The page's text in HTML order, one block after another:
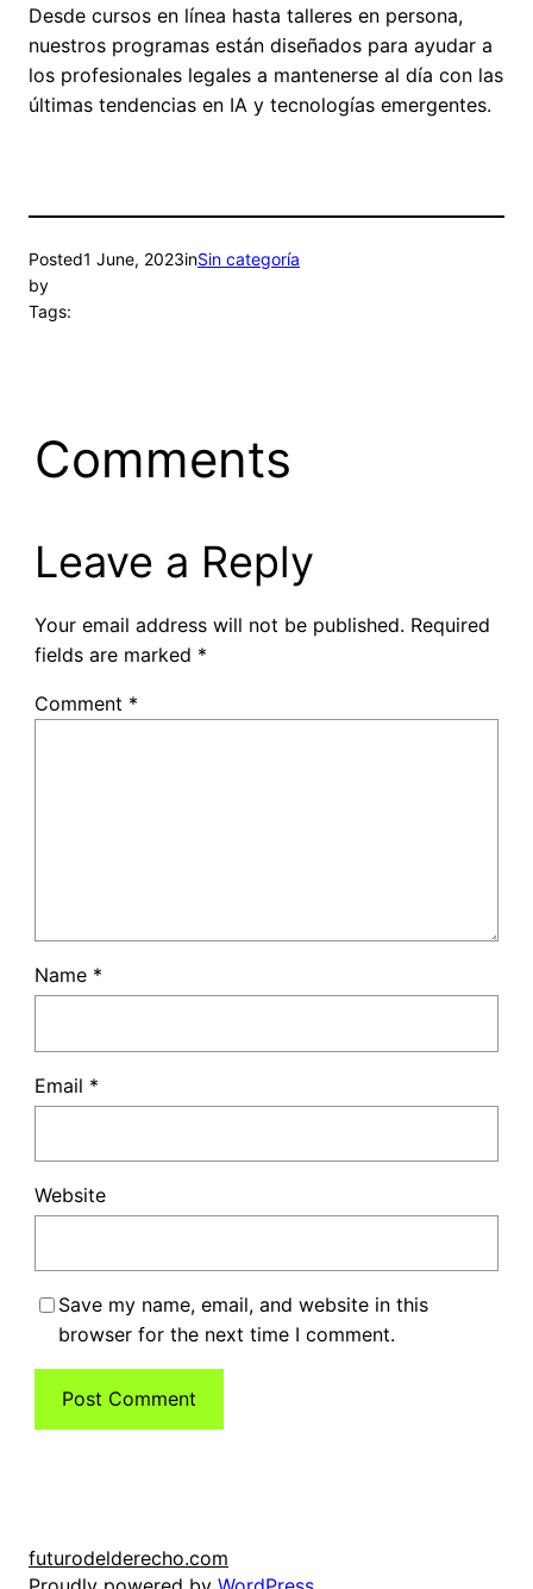
Desde cursos en línea hasta talleres en persona,
nuestros programas están diseñados para ayudar a
los profesionales legales a mantenerse al día con las
últimas tendencias en IA y tecnologías emergentes.
Posted1 June, 2023inSin categoría
by
Tags:
Comments
Leave a Reply
Your email address will not be published. Required
fields are marked *
Comment *
Name *
Email *
Website
Save my name, email, and website in this
browser for the next time I comment.
futurodelderecho.com